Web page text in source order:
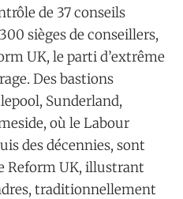
de 37 conseils
sièges de conseillers,
UK, le parti d’extrême
Des bastions
Sunderland,
où le Labour
des décennies, sont
Reform UK, illustrant
traditionnellement